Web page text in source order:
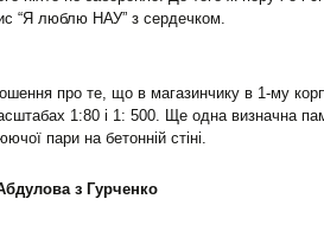
“Я люблю НАУ” з сердечком.
про те, що в магазинчику в 1-му
1:80 і 1: 500. Ще одна визначна
пари на бетонній стіні.
з Гурченко